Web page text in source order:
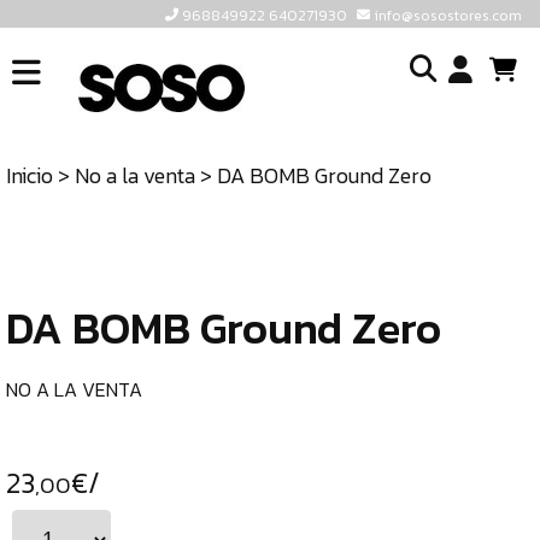
968849922 640271930 info@sosostores.com
INICIO
TIENDA
640271930
Inicio> No a la venta> DA BOMB Ground Zero
DA BOMB Ground Zero
NO A LA VENTA
23,00€/